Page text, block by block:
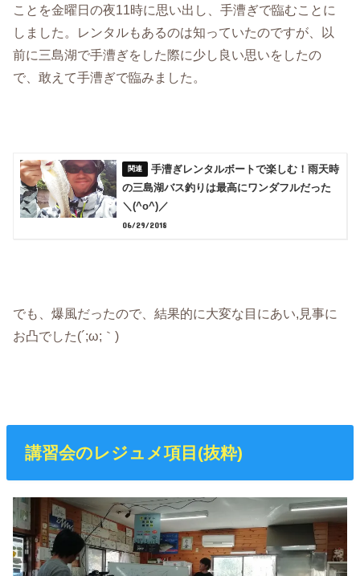
ことを金曜日の夜11時に思い出し、手漕ぎで臨むことに
しました。レンタルもあるのは知っていたのですが、以
前に三島湖で手漕ぎをした際に少し良い思いをしたの
で、敢えて手漕ぎで臨みました。
手漕ぎレンタルボートで楽しむ！雨天時
の三島湖バス釣りは最高にワンダフルだった
＼(^o^)／
06/29/2018
でも、爆風だったので、結果的に大変な目にあい,見事に
お凸でした(´;ω;｀)
講習会のレジュメ項目(抜粋)